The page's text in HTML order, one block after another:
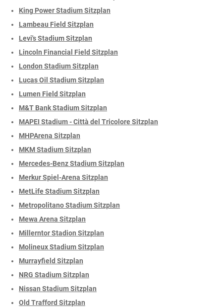
King Power Stadium Sitzplan
Lambeau Field Sitzplan
Levi's Stadium Sitzplan
Lincoln Financial Field Sitzplan
London Stadium Sitzplan
Lucas Oil Stadium Sitzplan
Lumen Field Sitzplan
M&T Bank Stadium Sitzplan
MAPEI Stadium - Città del Tricolore Sitzplan
MHPArena Sitzplan
MKM Stadium Sitzplan
Mercedes-Benz Stadium Sitzplan
Merkur Spiel-Arena Sitzplan
MetLife Stadium Sitzplan
Metropolitano Stadium Sitzplan
Mewa Arena Sitzplan
Millerntor Stadion Sitzplan
Molineux Stadium Sitzplan
Murrayfield Sitzplan
NRG Stadium Sitzplan
Nissan Stadium Sitzplan
Old Trafford Sitzplan